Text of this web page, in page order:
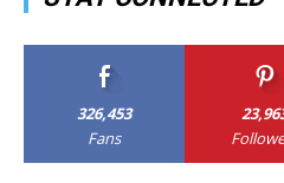
326,453
Fans